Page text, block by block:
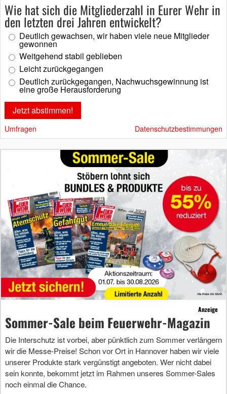
Wie hat sich die Mitgliederzahl in Eurer Wehr in
den letzten drei Jahren entwickelt?
Deutlich gewachsen, wir haben viele neue Mitglieder
gewonnen
Weitgehend stabil geblieben
Leicht zurückgegangen
Deutlich zurückgegangen, Nachwuchsgewinnung ist
eine große Herausforderung
Umfragen Datenschutzbestimmungen
Anzeige
Sommer-Sale beim Feuerwehr-Magazin
Die Interschutz ist vorbei, aber pünktlich zum Sommer verlängern
wir die Messe-Preise! Schon vor Ort in Hannover haben wir viele
unserer Produkte stark vergünstigt angeboten. Wer nicht dabei
sein konnte, bekommt jetzt im Rahmen unseres Sommer-Sales
noch einmal die Chance.